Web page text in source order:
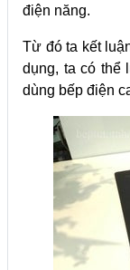
điện năng.
Từ đó ta kết
dụng, ta có thể
dùng bếp điện